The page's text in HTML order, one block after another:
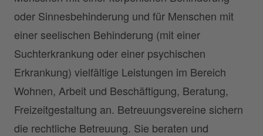
oder Sinnesbehinderung und für Menschen mit
einer seelischen Behinderung (mit einer
Suchterkrankung oder einer psychischen
Erkrankung) vielfältige Leistungen im Bereich
Wohnen, Arbeit und Beschäftigung, Beratung,
Freizeitgestaltung an. Betreuungsvereine sichern
die rechtliche Betreuung. Sie beraten und